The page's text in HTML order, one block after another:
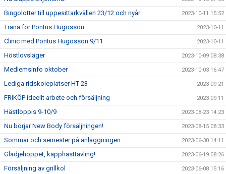
Bingolotter till uppesittarkvällen 23/12 och nyår 2023-10-11 15:52
Träna för Pontus Hugosson 2023-10-11
Clinic med Pontus Hugosson 9/11 2023-10-11
Höstlovsläger 2023-10-09 08:38
Medlemsinfo oktober 2023-10-03 16:47
Lediga ridskoleplatser HT-23 2023-09-21
FRIKÖP ideellt arbete och försäljning 2023-09-11
Hästloppis 9-10/9 2023-08-23 14:23
Nu börjar New Body försäljningen! 2023-08-15 08:33
Sommar och semester på anläggningen 2023-06-30 14:11
Glädjehoppet, käpphästtävling! 2023-06-19 08:26
Försäljning av grillkol 2023-06-08 15:16